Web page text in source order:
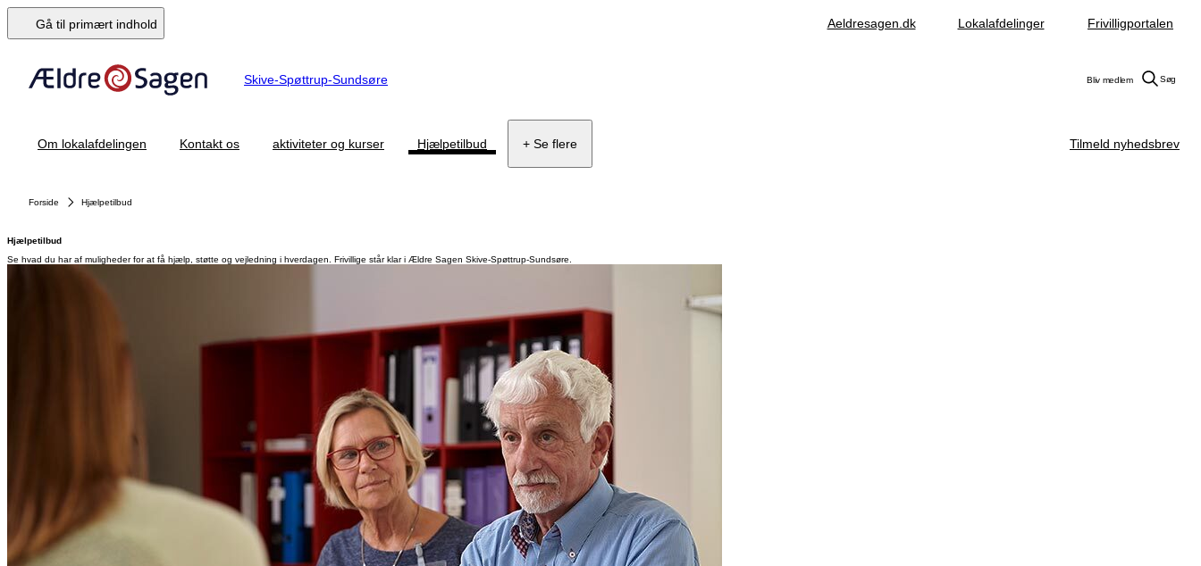
Gå til primært indhold Aeldresagen.dk Lokalafdelinger Frivilligportalen
Skive-Spøttrup-Sundsøre Bliv medlem Søg
Om lokalafdelingen Kontakt os aktiviteter og kurser Hjælpetilbud + Se flere Tilmeld nyhedsbrev
Forside Hjælpetilbud
Hjælpetilbud
Se hvad du har af muligheder for at få hjælp, støtte og vejledning i hverdagen. Frivillige står klar i Ældre Sagen Skive-Spøttrup-Sundsøre.